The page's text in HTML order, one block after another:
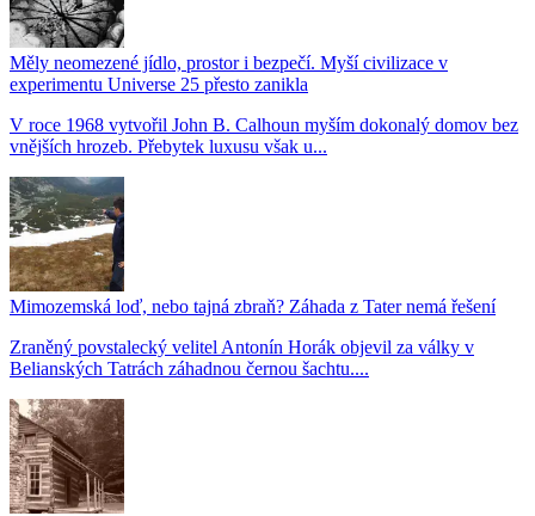
Měly neomezené jídlo, prostor i bezpečí. Myší civilizace v
experimentu Universe 25 přesto zanikla
V roce 1968 vytvořil John B. Calhoun myším dokonalý domov bez
vnějších hrozeb. Přebytek luxusu však u...
Mimozemská loď, nebo tajná zbraň? Záhada z Tater nemá řešení
Zraněný povstalecký velitel Antonín Horák objevil za války v
Belianských Tatrách záhadnou černou šachtu....